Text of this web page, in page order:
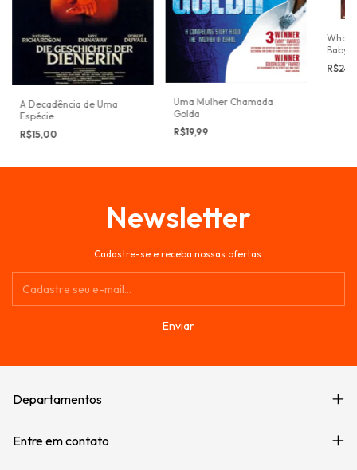
A Decadência de Uma
Espécie
R$15,00
Uma Mulher Chamada
Golda
R$19,99
What
Baby
Newsletter
Cadastre-se e receba nossas ofertas.
Departamentos
Entre em contato